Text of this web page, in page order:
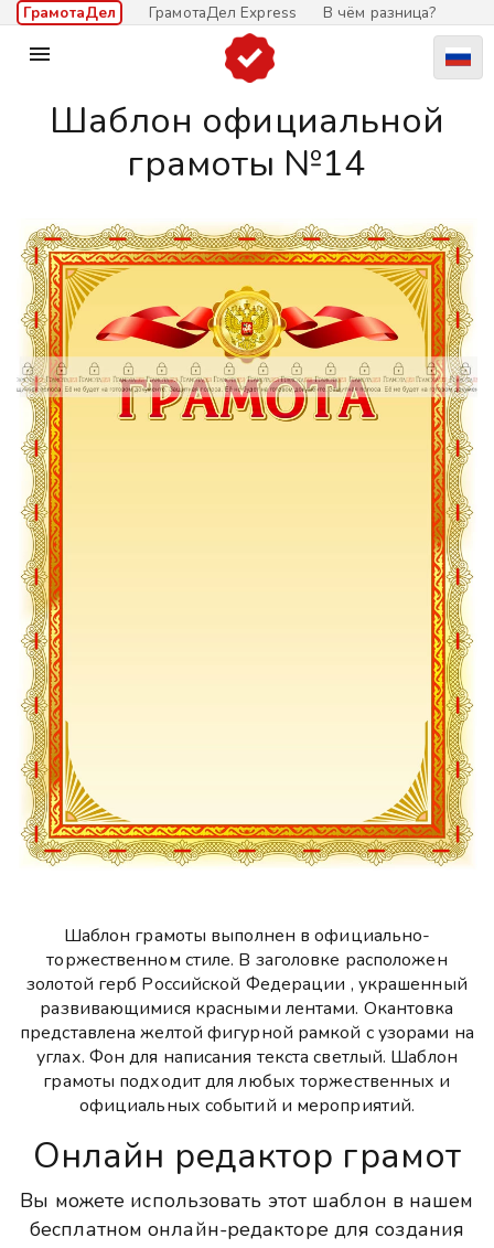
ГрамотаДел ГрамотаДел Express В чём разница?

Шаблон официальной
грамоты №14
Шаблон грамоты выполнен в официально-
торжественном стиле. В заголовке расположен
золотой герб Российской Федерации , украшенный
развивающимися красными лентами. Окантовка
представлена желтой фигурной рамкой с узорами на
углах. Фон для написания текста светлый. Шаблон
грамоты подходит для любых торжественных и
официальных событий и мероприятий.
Онлайн редактор грамот
Вы можете использовать этот шаблон в нашем
бесплатном онлайн-редакторе для создания